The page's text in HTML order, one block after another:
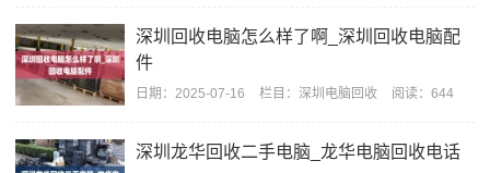
深圳回收电脑怎么样了啊_深圳回收电脑配
件
日期： 2025-07-16 栏目： 深圳电脑回收 阅读：644
深圳龙华回收二手电脑_龙华电脑回收电话